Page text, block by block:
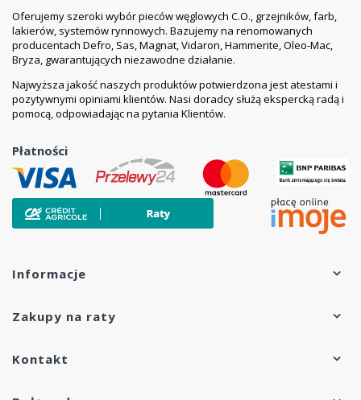
Oferujemy szeroki wybór pieców węglowych C.O., grzejników, farb,
lakierów, systemów rynnowych. Bazujemy na renomowanych
producentach Defro, Sas, Magnat, Vidaron, Hammerite, Oleo-Mac,
Bryza, gwarantujących niezawodne działanie.
Najwyższa jakość naszych produktów potwierdzona jest atestami i
pozytywnymi opiniami klientów. Nasi doradcy służą ekspercką radą i
pomocą, odpowiadając na pytania Klientów.
Płatności
Informacje
Zakupy na raty
Kontakt